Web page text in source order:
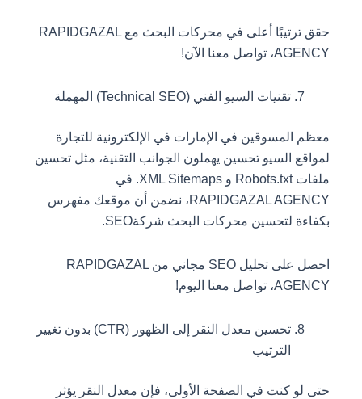
حقق ترتيبًا أعلى في محركات البحث مع RAPIDGAZAL
AGENCY، تواصل معنا الآن!
تقنيات السيو الفني (Technical SEO) المهملة
معظم المسوقين في الإمارات في الإلكترونية للتجارة
لمواقع السيو تحسين يهملون الجوانب التقنية، مثل تحسين
ملفات Robots.txt و XML Sitemaps. في
RAPIDGAZAL AGENCY، نضمن أن موقعك مفهرس
بكفاءة لتحسين محركات البحث شركةSEO.
احصل على تحليل SEO مجاني من RAPIDGAZAL
AGENCY، تواصل معنا اليوم!
تحسين معدل النقر إلى الظهور (CTR) بدون تغيير
الترتيب
حتى لو كنت في الصفحة الأولى، فإن معدل النقر يؤثر